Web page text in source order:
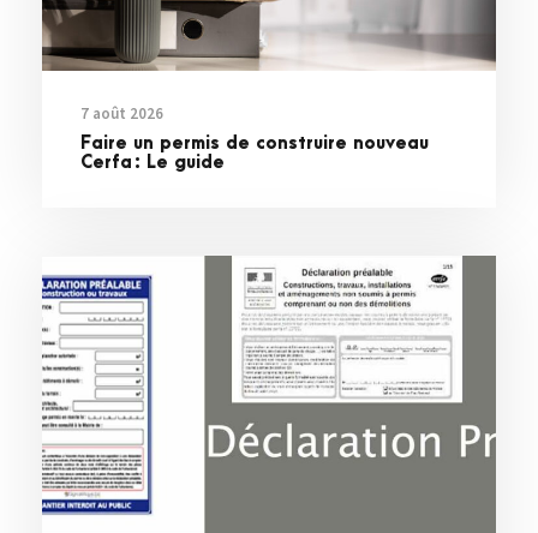
7 août 2026
Faire un permis de construire nouveau
Cerfa : Le guide